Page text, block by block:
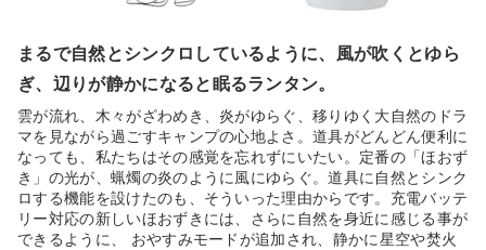
まるで自然とシンクロしているように、風が吹くとゆら
ぎ、辺りが静かになると眠るランタン。
雲が流れ、木々がざわめき、炎がゆらぐ、移りゆく大自然のドラ
マを見ながら過ごすキャンプの心地よさ。道具がどんどん便利に
なっても、私たちはその感覚を忘れずにいたい。定番の「ほおず
き」の光が、蝋燭の炎のように風にゆらぐ。道具に自然とシンク
ロする機能を設けたのも、そういった理由からです。充電バッテ
リー対応の新しいほおずきには、さらに自然を身近に感じる事が
できるように、 おやすみモードが追加され、静かに星空や焚火